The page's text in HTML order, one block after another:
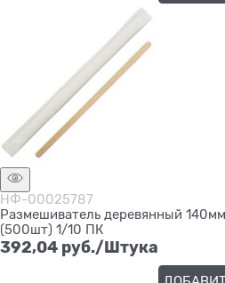
НФ-00025787
Размешиватель деревянный
(500шт) 1/10 ПК
392,04 руб./Штука